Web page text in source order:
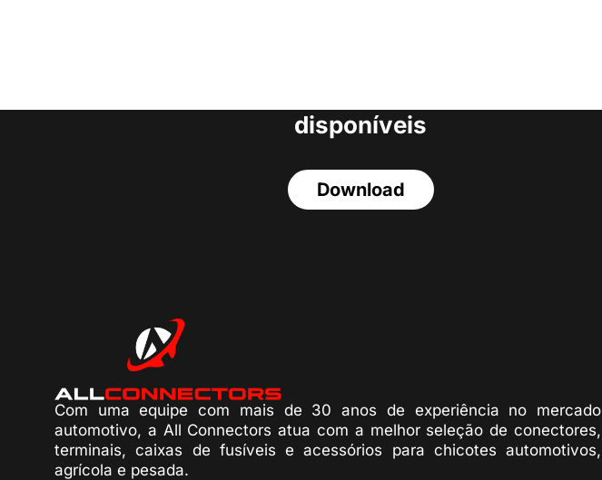
disponíveis
Download
Com uma equipe com mais de 30 anos de experiência no mercado
automotivo, a All Connectors atua com a melhor seleção de conectores,
terminais, caixas de fusíveis e acessórios para chicotes automotivos,
agrícola e pesada.